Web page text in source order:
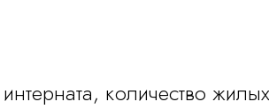
количество